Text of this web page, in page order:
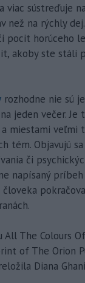
viac sústreďuje
než na rýchly
pocit horúceho
akoby ste stáli
rozhodne nie sú
jeden večer. Je
miestami veľmi
tém. Objavujú
či
napísaný
All The Colours
of The Orion
Diana